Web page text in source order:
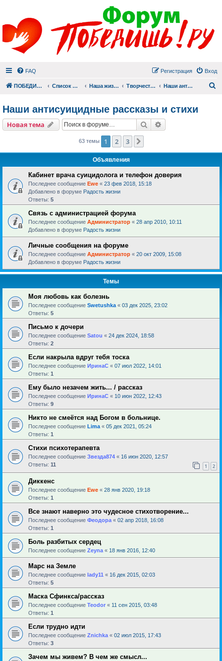
FAQ Вход
Регистрация
ПОБЕДИШЬ.РУ Список форумов Наша жизнь (не всё же о суициде!) Творчество Наши антисуицидные рассказы и стихи
Наши антисуицидные рассказы и стихи
Новая тема Поиск
63 темы 1 2 3
Объявления
Кабинет врача суицидолога и телефон доверия
Последнее сообщение Ewe « 23 фев 2018, 15:18
Добавлено в форуме Радость жизни
Ответы: 5
Связь с администрацией форума
Последнее сообщение Администратор « 28 апр 2010, 10:11
Добавлено в форуме Радость жизни
Личные сообщения на форуме
Последнее сообщение Администратор « 20 окт 2009, 15:08
Добавлено в форуме Радость жизни
Темы
Моя любовь как болезнь
Последнее сообщение Swetushka « 03 дек 2025, 23:02
Ответы: 5
Письмо к дочери
Последнее сообщение Satou « 24 дек 2024, 18:58
Ответы: 2
Если накрыла вдруг тебя тоска
Последнее сообщение ИринаC « 07 июл 2022, 14:01
Ответы: 1
Ему было незачем жить... / рассказ
Последнее сообщение ИринаC « 10 июн 2022, 12:43
Ответы: 9
Никто не смеётся над Богом в больнице.
Последнее сообщение Lima « 05 дек 2021, 05:24
Ответы: 1
Стихи психотерапевта
Последнее сообщение Звезда874 « 16 июн 2020, 12:57
Ответы: 11 1 2
Диккенс
Последнее сообщение Ewe « 28 янв 2020, 19:18
Ответы: 1
Все знают наверно это чудесное стихотворение...
Последнее сообщение Феодора « 02 апр 2018, 16:08
Ответы: 1
Боль разбитых сердец
Последнее сообщение Zeyna « 18 янв 2016, 12:40
Марс на Земле
Последнее сообщение lady11 « 16 дек 2015, 02:03
Ответы: 5
Маска Сфинкса/рассказ
Последнее сообщение Teodor « 11 сен 2015, 03:48
Ответы: 1
Если трудно идти
Последнее сообщение Znichka « 02 июл 2015, 17:43
Ответы: 3
Зачем мы живем? В чем же смысл...